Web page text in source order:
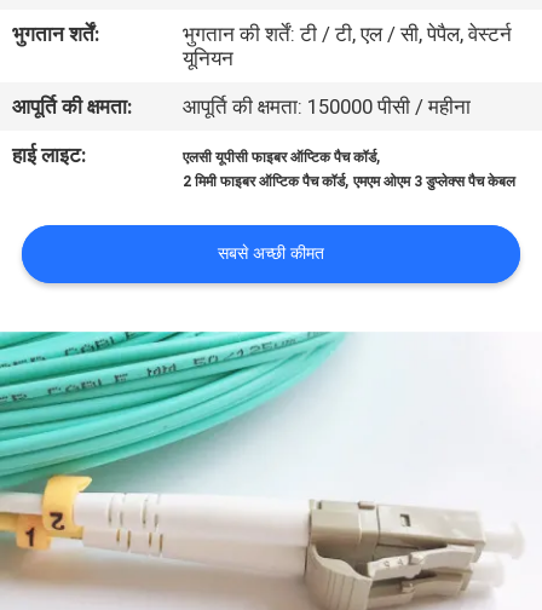
संपर्क
करें
समाचार
मामलों
साइटमैप
गोपनीयता
नीति
भुगतान शर्तें:
भुगतान की शर्तें: टी / टी, एल / सी, पेपैल, वेस्टर्न
यूनियन
आपूर्ति की क्षमता:
आपूर्ति की क्षमता: 150000 पीसी / महीना
हाई लाइट:
एलसी यूपीसी फाइबर ऑप्टिक पैच कॉर्ड,
2 मिमी फाइबर ऑप्टिक पैच कॉर्ड,एमएम ओएम 3 डुप्लेक्स पैच केबल
सबसे अच्छी कीमत